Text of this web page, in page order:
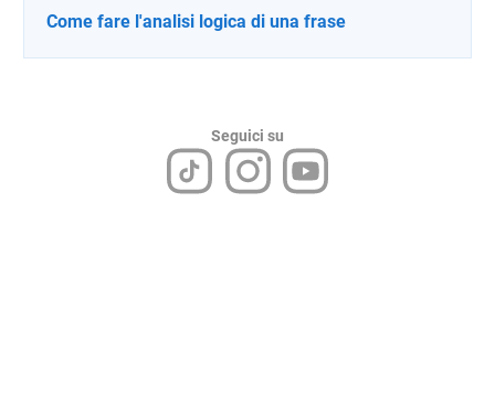
Come fare l'analisi logica di una frase
Seguici su